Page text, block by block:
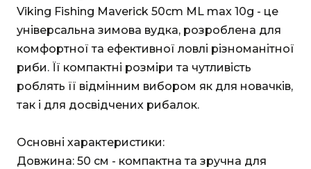
Viking Fishing Maverick 50cm ML max 10g - це
універсальна зимова вудка, розроблена для
комфортної та ефективної ловлі різноманітної
риби. Її компактні розміри та чутливість
роблять її відмінним вибором як для новачків,
так і для досвідчених рибалок.
Основні характеристики:
Довжина: 50 см - компактна та зручна для